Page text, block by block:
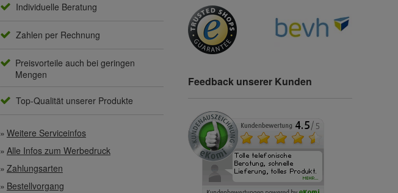
Individuelle Beratung
Zahlen per Rechnung
Preisvorteile auch bei geringen
Mengen
Top-Qualität unserer Produkte
Weitere Serviceinfos
Alle Infos zum Werbedruck
Zahlungsarten
Bestellvorgang
Feedback unserer Kunden